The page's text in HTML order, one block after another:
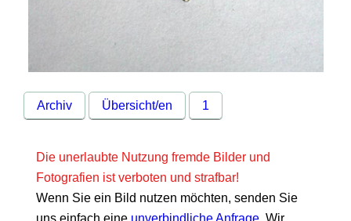
Archiv Übersicht/en 1
Die unerlaubte Nutzung fremde Bilder und
Fotografien ist verboten und strafbar!
Wenn Sie ein Bild nutzen möchten, senden Sie